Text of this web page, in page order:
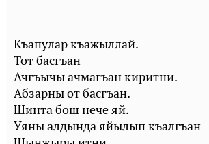
Къапулар къажыллай.
Тот басгъан
Ачгъычы ачмагъан киритни.
Абзарны от басгъан.
Шинта бош нече яй.
Уяны алдында яйылып къалгъан